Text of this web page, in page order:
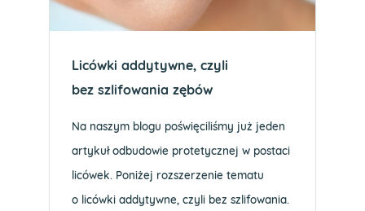
Licówki addytywne, czyli
bez szlifowania zębów
Na naszym blogu poświęciliśmy już jeden
artykuł odbudowie protetycznej w postaci
licówek. Poniżej rozszerzenie tematu
o licówki addytywne, czyli bez szlifowania.